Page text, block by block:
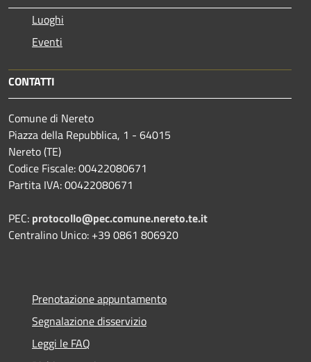
Luoghi
Eventi
CONTATTI
Comune di Nereto
Piazza della Repubblica, 1 - 64015
Nereto (TE)
Codice Fiscale: 00422080671
Partita IVA: 00422080671
PEC: protocollo@pec.comune.nereto.te.it
Centralino Unico: +39 0861 806920
Prenotazione appuntamento
Segnalazione disservizio
Leggi le FAQ